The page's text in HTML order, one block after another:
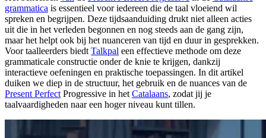
grammatica is essentieel voor iedereen die de taal vloeiend wil
spreken en begrijpen. Deze tijdsaanduiding drukt niet alleen acties
uit die in het verleden begonnen en nog steeds aan de gang zijn,
maar het helpt ook bij het nuanceren van tijd en duur in gesprekken.
Voor taalleerders biedt Talkpal een effectieve methode om deze
grammaticale constructie onder de knie te krijgen, dankzij
interactieve oefeningen en praktische toepassingen. In dit artikel
duiken we diep in de structuur, het gebruik en de nuances van de
Present Perfect Progressive in het Catalaans, zodat jij je
taalvaardigheden naar een hoger niveau kunt tillen.